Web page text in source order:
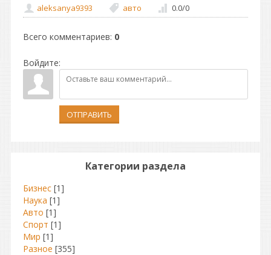
aleksanya9393
авто 0.0/0
Всего комментариев: 0
Войдите:
ОТПРАВИТЬ
Категории раздела
Бизнес [1]
Наука [1]
Авто [1]
Спорт [1]
Мир [1]
Разное [355]